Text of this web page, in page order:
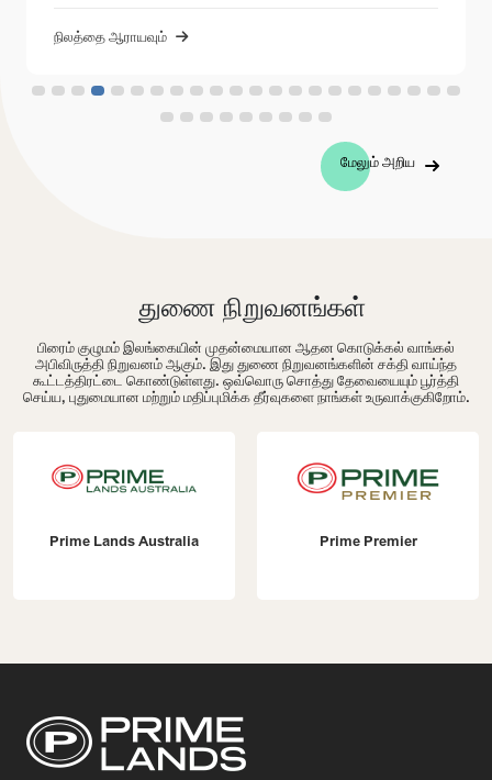
நிலத்தை ஆராயவும்
மேலும் அறிய
துணை நிறுவனங்கள்
பிரைம் குழுமம் இலங்கையின் முதன்மையான ஆதன கொடுக்கல் வாங்கல்
அபிவிருத்தி நிறுவனம் ஆகும். இது துணை நிறுவனங்களின் சக்தி வாய்ந்த
கூட்டத்திரட்டை கொண்டுள்ளது. ஒவ்வொரு சொத்து தேவையையும் பூர்த்தி
செய்ய, புதுமையான மற்றும் மதிப்புமிக்க தீர்வுகளை நாங்கள் உருவாக்குகிறோம்.
Prime Lands Australia Prime Premier